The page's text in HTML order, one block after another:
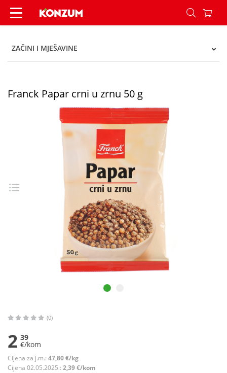
Franck Papar crni u zrnu 50 g - Konzum
ZAČINI I MJEŠAVINE
Franck Papar crni u zrnu 50 g
(0)
2 39
€/kom
Cijena za j.m.: 47,80 €/kg
Cijena 02.05.2025.: 2,39 €/kom